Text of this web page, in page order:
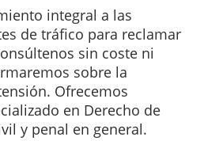
integral a las
de tráfico para reclamar
sin coste ni
sobre la
Ofrecemos
en Derecho de
y penal en general.